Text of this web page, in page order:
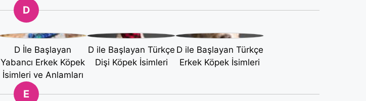
D
D İle Başlayan
Yabancı Erkek Köpek
İsimleri ve Anlamları
D ile Başlayan Türkçe
Dişi Köpek İsimleri
D ile Başlayan Türkçe
Erkek Köpek İsimleri
E